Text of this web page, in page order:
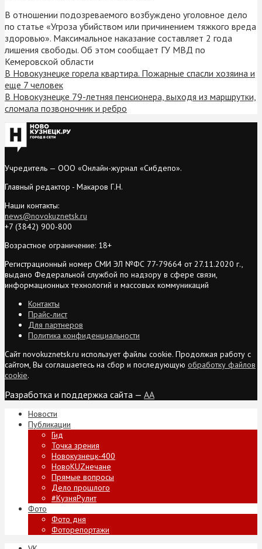
В отношении подозреваемого возбуждено уголовное дело
по статье «Угроза убийством или причинением тяжкого вреда
здоровью». Максимальное наказание составляет 2 года
лишения свободы. Об этом сообщает ГУ МВД по
Кемеровской области
В Новокузнецке горела квартира. Пожарные спасли хозяина и
еще 7 человек
В Новокузнецке 79-летняя пенсионера, выходя из маршрутки,
сломала позвоночник и ребро
Учредитель — ООО «Онлайн-журнал «Сибдепо».
Главный редактор - Макаров Г.Н.
Наши контакты:
news@novokuznetsk.ru
+7 (3842) 900-800
Возрастное ограничение: 18+
Регистрационный номер СМИ ЭЛ №ФС 77-79664 от 27.11.2020 г.,
выдано Федеральной службой по надзору в сфере связи,
информационных технологий и массовых коммуникаций
Контакты
Прайс-лист
Для партнеров
Политика конфиденциальности
Сайт novokuznetsk.ru использует файлы cookie. Продолжая работу с
сайтом, Вы соглашаетесь на сбор и последующую обработку файлов
cookie.
Разработка и поддержка сайта — AA
Новости
Публикации
Гид
Точка зрения
Новокузнецк-400
НовоKUZнечане
Прямые вопросы
Дело прошлого
#КузняРулит
Фото
Фото дня
Фоторепортажи